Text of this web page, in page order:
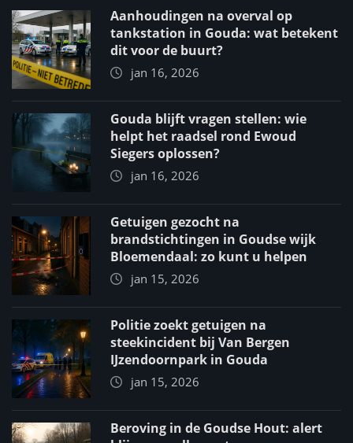
Aanhoudingen na overval op
tankstation in Gouda: wat betekent
dit voor de buurt?
jan 16, 2026
Gouda blijft vragen stellen: wie
helpt het raadsel rond Ewoud
Siegers oplossen?
jan 16, 2026
Getuigen gezocht na
brandstichtingen in Goudse wijk
Bloemendaal: zo kunt u helpen
jan 15, 2026
Politie zoekt getuigen na
steekincident bij Van Bergen
IJzendoornpark in Gouda
jan 15, 2026
Beroving in de Goudse Hout: alert